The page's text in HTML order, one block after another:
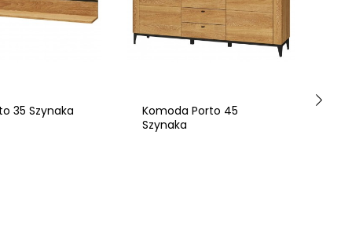
35 Szynaka
Komoda Porto 45
Szynaka